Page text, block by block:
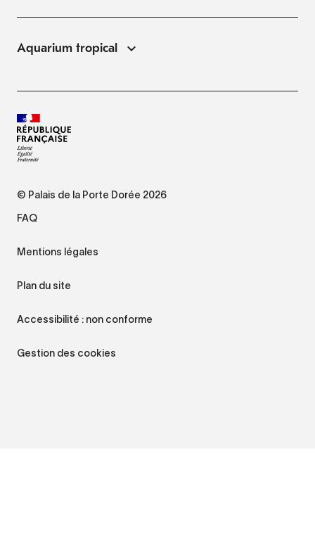
Aquarium tropical
© Palais de la Porte Dorée 2026
FAQ
Mentions légales
Plan du site
Accessibilité : non conforme
Gestion des cookies